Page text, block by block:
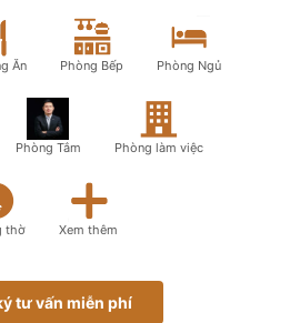
Ăn Phòng Bếp Phòng Ngủ
Phòng Tắm Phòng làm việc
thờ Xem thêm
tư vấn miễn phí